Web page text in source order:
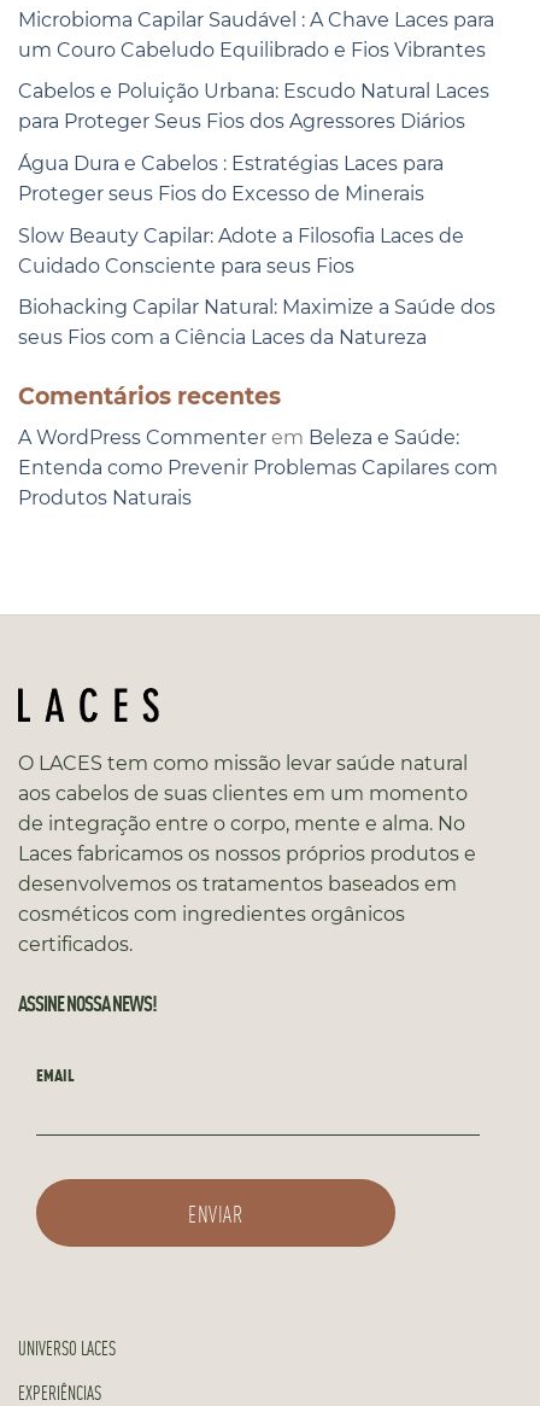
Microbioma Capilar Saudável : A Chave Laces para
um Couro Cabeludo Equilibrado e Fios Vibrantes
Cabelos e Poluição Urbana: Escudo Natural Laces
para Proteger Seus Fios dos Agressores Diários
Água Dura e Cabelos : Estratégias Laces para
Proteger seus Fios do Excesso de Minerais
Slow Beauty Capilar: Adote a Filosofia Laces de
Cuidado Consciente para seus Fios
Biohacking Capilar Natural: Maximize a Saúde dos
seus Fios com a Ciência Laces da Natureza
Comentários recentes
A WordPress Commenter em Beleza e Saúde:
Entenda como Prevenir Problemas Capilares com
Produtos Naturais
O LACES tem como missão levar saúde natural
aos cabelos de suas clientes em um momento
de integração entre o corpo, mente e alma. No
Laces fabricamos os nossos próprios produtos e
desenvolvemos os tratamentos baseados em
cosméticos com ingredientes orgânicos
certificados.
ASSINE NOSSA NEWS!
EMAIL
UNIVERSO LACES
EXPERIÊNCIAS